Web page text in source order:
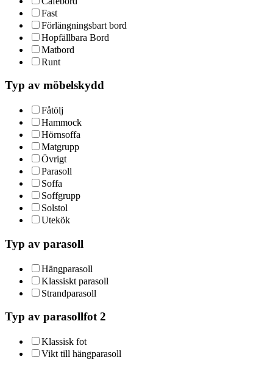
Fast
Förlängningsbart bord
Hopfällbara Bord
Matbord
Runt
Typ av möbelskydd
Fåtölj
Hammock
Hörnsoffa
Matgrupp
Övrigt
Parasoll
Soffa
Soffgrupp
Solstol
Utekök
Typ av parasoll
Hängparasoll
Klassiskt parasoll
Strandparasoll
Typ av parasollfot 2
Klassisk fot
Vikt till hängparasoll